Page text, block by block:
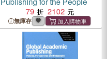
79
2102
無庫存